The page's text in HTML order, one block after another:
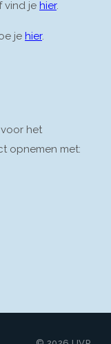
vind je hier.
je hier.
het
opnemen met: